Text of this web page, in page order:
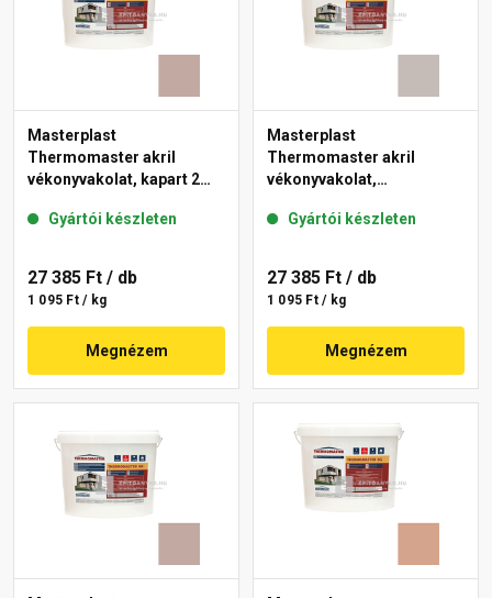
Masterplast
Thermomaster akril
vékonyvakolat, kapart 2
Gyártói készleten
27 385 Ft / db
1 095 Ft / kg
Megnézem
Masterplast
Thermomaster akril
vékonyvakolat,
49-D 25 kg
Gyártói készleten
27 385 Ft / db
1 095 Ft / kg
Megnézem